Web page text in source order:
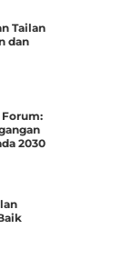
Tailan
dan
Forum:
2030